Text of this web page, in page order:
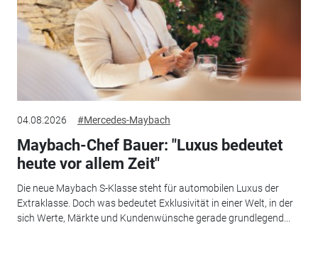
04.08.2026 #Mercedes-Maybach
Maybach-Chef Bauer: "Luxus bedeutet
heute vor allem Zeit"
Die neue Maybach S-Klasse steht für automobilen Luxus der
Extraklasse. Doch was bedeutet Exklusivität in einer Welt, in der
sich Werte, Märkte und Kundenwünsche gerade grundlegend...